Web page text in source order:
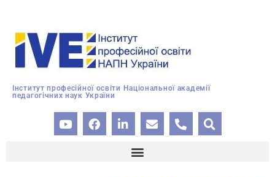
Інститут професійної освіти Національної академії
педагогічних наук України